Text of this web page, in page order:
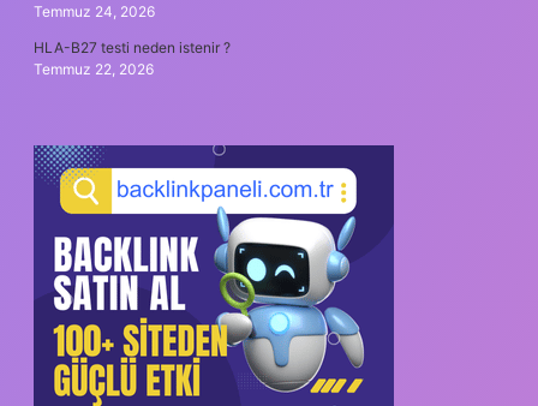
Temmuz 24, 2026
HLA-B27 testi neden istenir ?
Temmuz 22, 2026